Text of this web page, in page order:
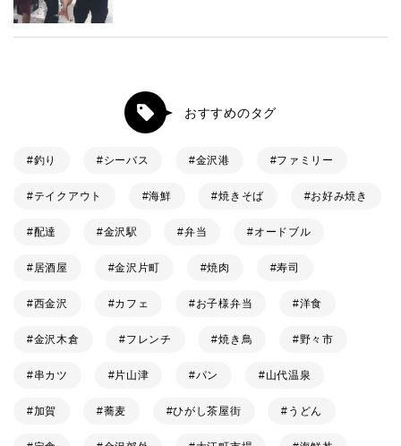
おすすめのタグ
釣り シーバス 金沢港 ファミリー
テイクアウト 海鮮 焼きそば お好み焼き
配達 金沢駅 弁当 オードブル
居酒屋 金沢片町 焼肉 寿司
西金沢 カフェ お子様弁当 洋食
金沢木倉 フレンチ 焼き鳥 野々市
串カツ 片山津 パン 山代温泉
加賀 蕎麦 ひがし茶屋街 うどん